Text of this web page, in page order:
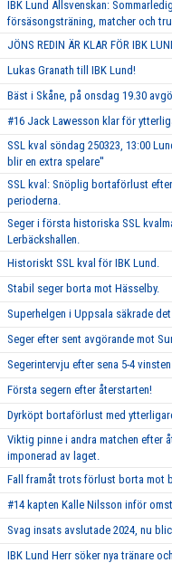
IBK Lund Allsvenskan:
försäsongsträning, matcher och
JÖNS REDIN ÄR KLAR FÖR IBK
Lukas Granath till IBK Lund!
Bäst i Skåne, på onsdag 19.30
#16 Jack Lawesson klar för
SSL kval söndag 250323, 13:00
blir en extra spelare''
SSL kval: Snöplig bortaförlust
perioderna.
Seger i första historiska SSL
Lerbäckshallen.
Historiskt SSL kval för IBK Lund.
Stabil seger borta mot Hässelby.
Superhelgen i Uppsala säkrade
Seger efter sent avgörande mot
Segerintervju efter sena 5-4
Första segern efter återstarten!
Dyrköpt bortaförlust med
Viktig pinne i andra matchen efter
imponerad av laget.
Fall framåt trots förlust borta mot
#14 kapten Kalle Nilsson inför
Svag insats avslutade 2024, nu
IBK Lund Herr söker nya tränare